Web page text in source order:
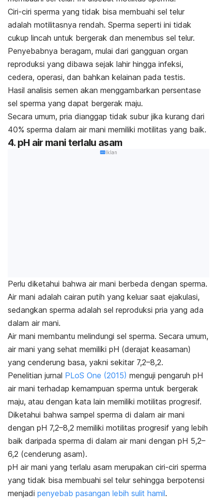
Ciri-ciri sperma yang tidak bisa membuahi sel telur
adalah motilitasnya rendah. Sperma seperti ini tidak
cukup lincah untuk bergerak dan menembus sel telur.
Penyebabnya beragam, mulai dari gangguan organ
reproduksi yang dibawa sejak lahir hingga infeksi,
cedera, operasi, dan bahkan kelainan pada testis.
Hasil analisis semen akan menggambarkan persentase
sel sperma yang dapat bergerak maju.
Secara umum, pria dianggap tidak subur jika kurang dari
40% sperma dalam air mani memiliki motilitas yang baik.
4. pH air mani terlalu asam
Iklan
Perlu diketahui bahwa air mani berbeda dengan sperma.
Air mani adalah cairan putih yang keluar saat ejakulasi,
sedangkan sperma adalah sel reproduksi pria yang ada
dalam air mani.
Air mani membantu melindungi sel sperma. Secara umum,
air mani yang sehat memiliki pH (derajat keasaman)
yang cenderung basa, yakni sekitar 7,2–8,2.
Penelitian jurnal PLoS One (2015) menguji pengaruh pH
air mani terhadap kemampuan sperma untuk bergerak
maju, atau dengan kata lain memiliki motilitas progresif.
Diketahui bahwa sampel sperma di dalam air mani
dengan pH 7,2–8,2 memiliki motilitas progresif yang lebih
baik daripada sperma di dalam air mani dengan pH 5,2–
6,2 (cenderung asam).
pH air mani yang terlalu asam merupakan ciri-ciri sperma
yang tidak bisa membuahi sel telur sehingga berpotensi
menjadi penyebab pasangan lebih sulit hamil.